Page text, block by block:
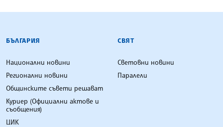
БЪЛГАРСКА ТЕЛЕГРАФНА АГЕНЦИЯ
БЪЛГАРИЯ
Национални новини
Регионални новини
Общинските съвети решават
Куриер (Официални актове и
съобщения)
ЦИК
СВЯТ
Световни новини
Паралели